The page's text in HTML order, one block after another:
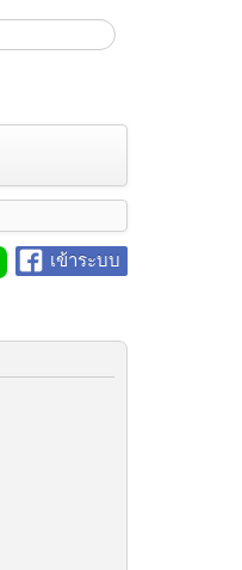
เข้าระบบ